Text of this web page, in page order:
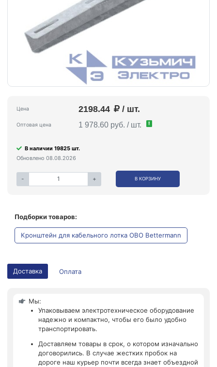
Цена 2198.44 / шт.
Оптовая цена 1 978.60 руб. / шт. !
В наличии 19825 шт.
Обновлено 08.08.2026
- + В КОРЗИНУ
Подборки товаров:
Кронштейн для кабельного лотка OBO Bettermann
Доставка Оплата
Мы:
Упаковываем электротехническое оборудование
надежно и компактно, чтобы его было удобно
транспортировать.
Доставляем товары в срок, о котором изначально
договорились. В случае жестких пробок на
дороге наш курьер почти всегда знает объездной